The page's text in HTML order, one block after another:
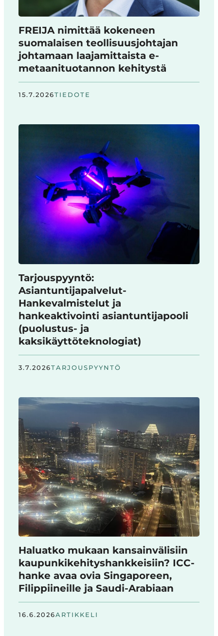
FREIJA nimittää kokeneen
suomalaisen teollisuusjohtajan
johtamaan laajamittaista e-
metaanituotannon kehitystä
15.7.2026TIEDOTE
Tarjouspyyntö:
Asiantuntijapalvelut-
Hankevalmistelut ja
hankeaktivointi asiantuntijapooli
(puolustus- ja
kaksikäyttöteknologiat)
3.7.2026TARJOUSPYYNTÖ
Haluatko mukaan kansainvälisiin
kaupunkikehityshankkeisiin? ICC-
hanke avaa ovia Singaporeen,
Filippiineille ja Saudi-Arabiaan
16.6.2026ARTIKKELI